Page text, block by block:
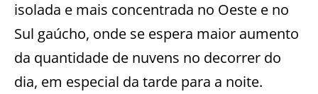
isolada e mais concentrada no Oeste e no
Sul gaúcho, onde se espera maior aumento
da quantidade de nuvens no decorrer do
dia, em especial da tarde para a noite.